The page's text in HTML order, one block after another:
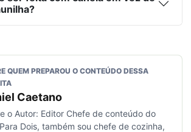
QUEM PREPAROU O CONTEÚDO DESSA
Caetano
o Autor: Editor Chefe de conteúdo do
Dois, também sou chefe de cozinha,